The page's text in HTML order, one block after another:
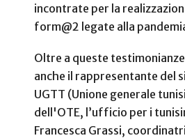
incontrate per la
form@2 legate alla
Oltre a queste
anche il rappresentante del
UGTT (Unione generale
dell'OTE, l’ufficio per i
Francesca Grassi,